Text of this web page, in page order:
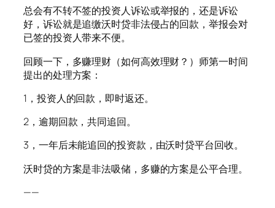
总会有不转不签的投资人诉讼或举报的，还是诉讼
好，诉讼就是追缴沃时贷非法侵占的回款，举报会对
已签的投资人带来不便。
回顾一下，多赚理财（如何高效理财？）师第一时间
提出的处理方案：
1，投资人的回款，即时返还。
2，逾期回款，共同追回。
3，一年后未能追回的投资款，由沃时贷平台回收。
沃时贷的方案是非法吸储，多赚的方案是公平合理。
——